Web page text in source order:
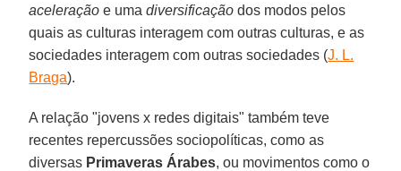
aceleração e umadiversificação dos modos pelos
quais as culturas interagem com outras culturas, e as
sociedades interagem com outras sociedades (J. L.
Braga).
A relação "jovens x redes digitais" também teve
recentes repercussões sociopolíticas, como as
diversas Primaveras Árabes, ou movimentos como o